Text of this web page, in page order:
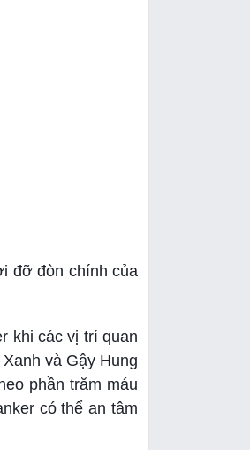
đỡ đòn chính của
khi các vị trí quan
và Gậy Hung
phần trăm máu
có thể an tâm